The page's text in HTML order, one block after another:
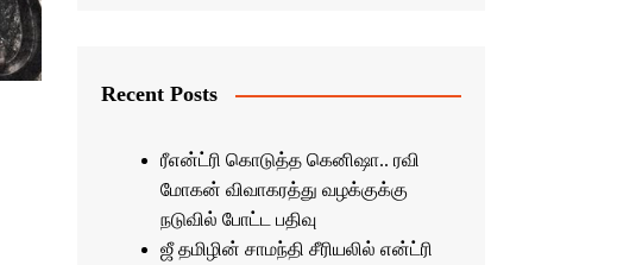
Recent Posts
ரீஎன்ட்ரி கொடுத்த கெனிஷா.. ரவி
மோகன் விவாகரத்து வழக்குக்கு
நடுவில் போட்ட பதிவு
ஜீ தமிழின் சாமந்தி சீரியலில் என்ட்ரி